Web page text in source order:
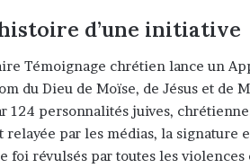
d’une initiative
Témoignage chrétien lance un
du Dieu de Moïse, de Jésus et de
124 personnalités juives,
relayée par les médias, la signature
foi révulsés par toutes les